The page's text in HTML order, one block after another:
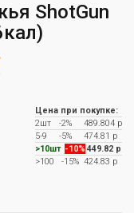
ShotGun
Цена при покупке:
2шт
-2%
489.804 р
5-9
-5%
474.81 р
>10шт -10% 449.82 р
>100
-15% 424.83 р